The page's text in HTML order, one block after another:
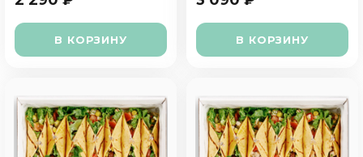
В КОРЗИНУ В КОРЗИНУ